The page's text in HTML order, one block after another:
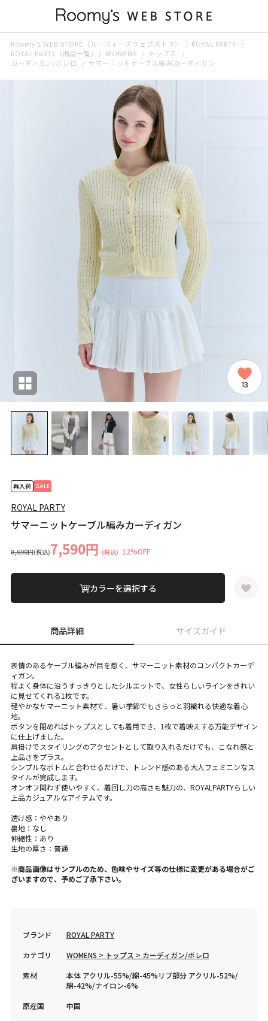
Roomy’s WEB STORE（ルーミィーズウェブストア）
ROYAL PARTY
ROYAL PARTY（商品一覧)
WOMENS
トップス
カーディガン/ボレロ
サマーニットケーブル編みカーディガン
13
再入荷 SALE
ROYAL PARTY
サマーニットケーブル編みカーディガン
8,690円(税込)7,590円 (税込) 12%OFF
カラーを選択する
商品詳細 サイズガイド
表情のあるケーブル編みが目を惹く、サマーニット素材のコンパクトカーデ
ィガン。
程よく身体に沿うすっきりとしたシルエットで、女性らしいラインをきれい
に見せてくれる1枚です。
軽やかなサマーニット素材で、暑い季節でもさらっと羽織れる快適な着心
地。
ボタンを閉めればトップスとしても着用でき、1枚で着映えする万能デザイン
に仕上げました。
肩掛けでスタイリングのアクセントとして取り入れるだけでも、こなれ感と
上品さをプラス。
シンプルなボトムと合わせるだけで、トレンド感のある大人フェミニンなス
タイルが完成します。
オンオフ問わず使いやすく、着回し力の高さも魅力の、ROYALPARTYらしい
上品カジュアルなアイテムです。
透け感：ややあり
裏地：なし
伸縮性：あり
生地の厚さ：普通
※商品画像はサンプルのため、色味やサイズ等の仕様に変更がある場合がご
ざいますので、予めご了承下さい。
ブランド
ROYAL PARTY
カテゴリ
WOMENS > トップス > カーディガン/ボレロ
素材
本体 アクリル-55%/綿-45%リブ部分 アクリル-52%/
綿-42%/ナイロン-6%
原産国
中国